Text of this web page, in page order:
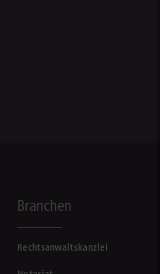
Branchen
Rechtsanwaltskanzlei